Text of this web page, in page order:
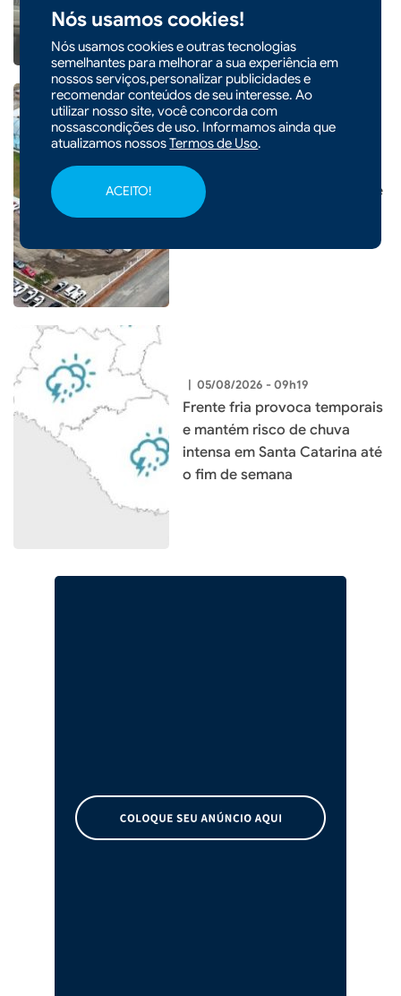
Nós usamos cookies!
Nós usamos cookies e outras tecnologias
semelhantes para melhorar a sua experiência em
nossos serviços,personalizar publicidades e
recomendar conteúdos de seu interesse. Ao
utilizar nosso site, você concorda com
nossascondições de uso. Informamos ainda que
atualizamos nossosTermos de Uso.
ACEITO!
CIDADES | 05/08/2026 - 09h22
Prefeitura de Xaxim inaugura
nova Escola Santa Terezinha e
entrega o maior investimento
| 05/08/2026 - 09h19
Frente fria provoca temporais
e mantém risco de chuva
intensa em Santa Catarina até
o fim de semana